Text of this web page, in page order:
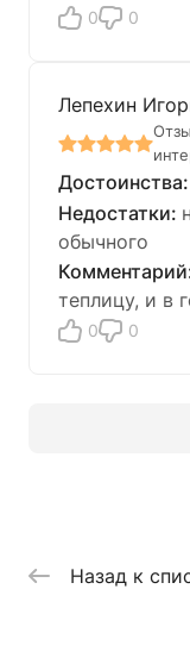
0 0
Лепехин
обычного
теплицу, и в
0 0
Назад к